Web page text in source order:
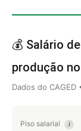
💰 Salário
produção
Dados do CAGED
Piso salarial i